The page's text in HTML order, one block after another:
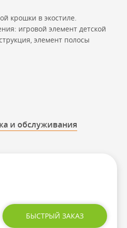
крошки в экостиле.
игровой элемент детской
элемент полосы
и обслуживания
БЫСТРЫЙ ЗАКАЗ